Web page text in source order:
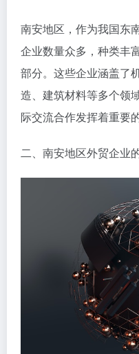
南安地区，作为我国东
企业数量众多，种类丰
部分。这些企业涵盖了
造、建筑材料等多个领
际交流合作发挥着重要
二、南安地区外贸企业